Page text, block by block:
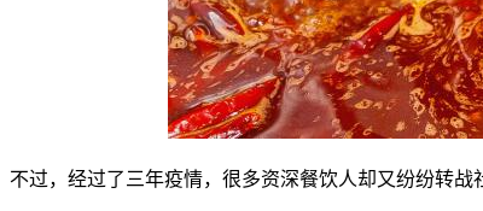
不过，经过了三年疫情，很多资深餐饮人却又纷纷转